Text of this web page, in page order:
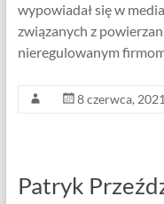
wypowiadał się w
związanych z
nieregulowanym
8 czerwca, 2021
Patryk